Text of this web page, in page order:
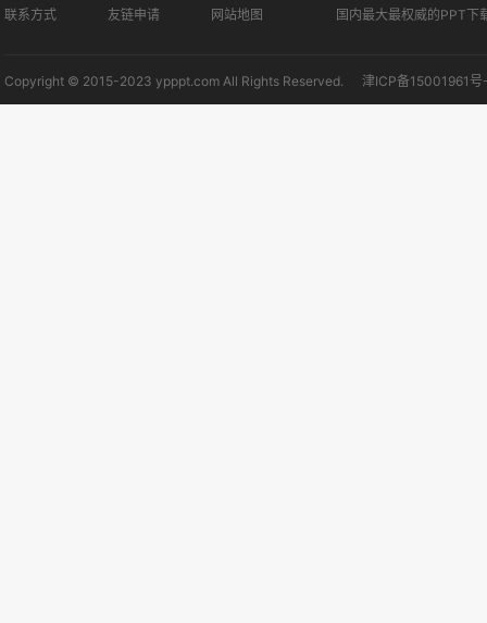
联系方式 友链申请 网站地图
国内最大最权威的PPT下
Copyright © 2015-2023 ypppt.com All Rights Reserved. 津ICP备15001961号